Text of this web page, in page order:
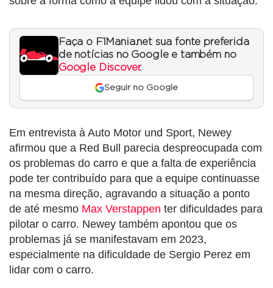
Faça o F1Mania.net sua fonte preferida
de notícias no Google e também no
Google Discover.
Seguir no Google
Em entrevista à Auto Motor und Sport, Newey
afirmou que a Red Bull parecia despreocupada com
os problemas do carro e que a falta de experiência
pode ter contribuído para que a equipe continuasse
na mesma direção, agravando a situação a ponto
de até mesmo Max Verstappen ter dificuldades para
pilotar o carro. Newey também apontou que os
problemas já se manifestavam em 2023,
especialmente na dificuldade de Sergio Perez em
lidar com o carro.